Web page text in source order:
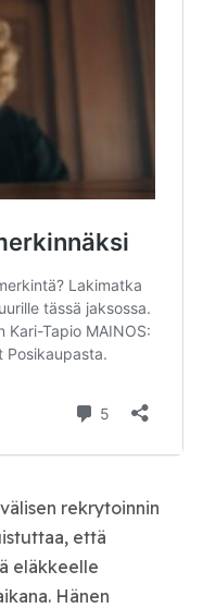
rekrytoinnin
että
eläkkeelle
Hänen